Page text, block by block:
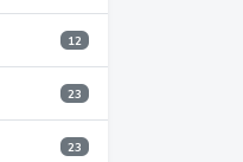
12
23
23